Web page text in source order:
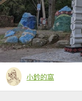
小鈐的窩